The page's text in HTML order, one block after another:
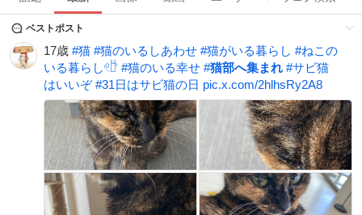
ワ
ド
を
消
す
ベストポスト
17歳 #猫 #猫のいるしあわせ #猫がいる暮らし #ねこの
いる暮らし𓏲𓎨 #猫のいる幸せ #猫部へ集まれ #サビ猫
はいいぞ #31日はサビ猫の日 pic.x.com/2hlhsRy2A8